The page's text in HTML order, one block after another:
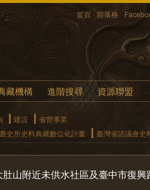
首頁 部落格
藏機構 進階搜尋 資源聯盟
建設
省營事業
史所史料典藏數位化計畫 臺灣省諮議會史
山附近未供水社區及臺中市復興